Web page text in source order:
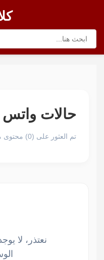
حالات
تم العثور على (0) محتوى مرتبط بهذا الوسم.
نعتذر، لا